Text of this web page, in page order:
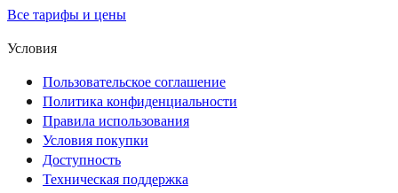
Все тарифы и цены
Условия
Пользовательское соглашение
Политика конфиденциальности
Правила использования
Условия покупки
Доступность
Техническая поддержка